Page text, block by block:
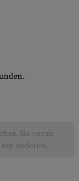
Sie voran
anderen.